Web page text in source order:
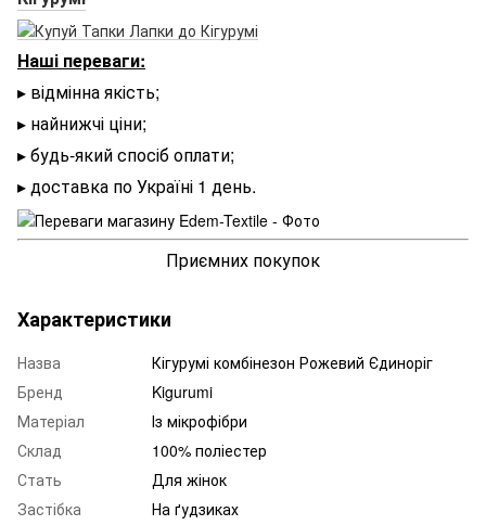
Наші переваги:
▸ відмінна якість;
▸ найнижчі ціни;
▸ будь-який спосіб оплати;
▸ доставка по Україні 1 день.
Приємних покупок
Характеристики
Назва
Кігурумі комбінезон Рожевий Єдиноріг
Бренд
Kigurumi
Матеріал
Із мікрофібри
Склад
100% поліестер
Стать
Для жінок
Застібка
На ґудзиках